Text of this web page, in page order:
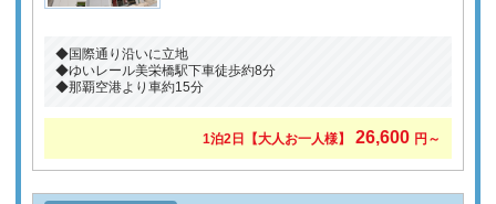
◆国際通り沿いに立地
◆ゆいレール美栄橋駅下車徒歩約8分
◆那覇空港より車約15分
1泊2日 【大人お一人様】 26,600 円～